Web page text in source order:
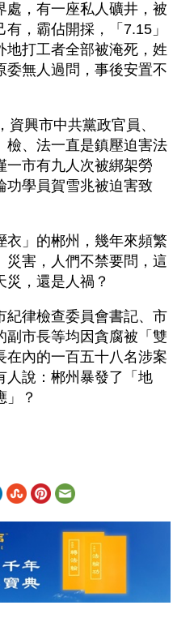
處，有一座私人礦井，被
，霸佔開採，「7.15」
地打工者全部被淹死，姓
委無人過問，事後安置不
興市中共黨政官員、
檢、法一直是鎮壓迫害法
一市有九人次被綁架勞
功學員賀雪兆被迫害致
衣」的郴州，幾年來頻繁
災害，人們不禁要問，這
，還是人禍？
紀律檢查委員會書記、市
副市長等均因貪腐被「雙
在內的一百五十八名涉案
人說：郴州暴發了「地
」？